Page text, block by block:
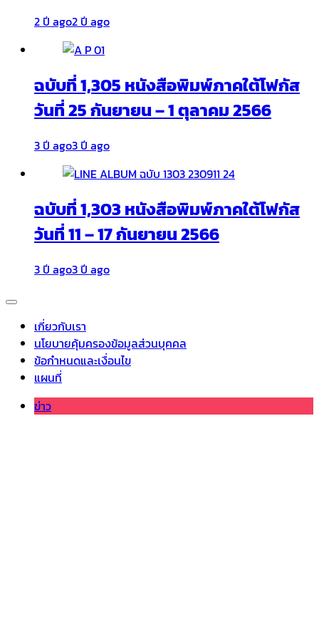
2 ปี ago2 ปี ago
ฉบับที่ 1,305 หนังสือพิมพ์ภาคใต้โฟกัส
วันที่ 25 กันยายน – 1 ตุลาคม 2566
3 ปี ago3 ปี ago
ฉบับที่ 1,303 หนังสือพิมพ์ภาคใต้โฟกัส
วันที่ 11 – 17 กันยายน 2566
3 ปี ago3 ปี ago
เกี่ยวกับเรา
นโยบายคุ้มครองข้อมูลส่วนบุคคล
ข้อกำหนดและเงื่อนไข
แผนที่
ข่าว